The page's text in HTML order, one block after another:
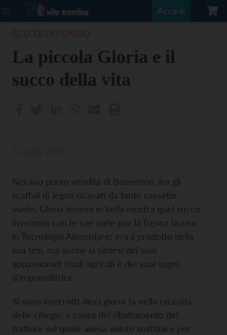
Accedi
La piccola Gloria e il
succo della vita
Nel suo punto vendita di Bosentino, tra gli
scaffali di legno ricavati da tante cassette
vuote, Gloria teneva in bella mostra quel succo
inventato con le sue mele per la fresca laurea
in Tecnologia Alimentare: era il prodotto della
sua tesi, ma anche la sintesi dei suoi
appassionati studi agricoli e dei suoi sogni
d'imprenditrice.
Si sono interrotti dieci giorni fa nella raccolta
delle ciliegie, a causa del ribaltamento del
trattore sul quale aveva voluto sostituire per